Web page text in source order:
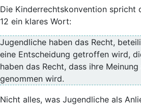
Die Kinderrechtskonvention spricht
12 ein klares Wort:
Jugendliche haben das Recht,
eine Entscheidung getroffen wird,
haben das Recht, dass ihre
genommen wird.
Nicht alles, was Jugendliche als